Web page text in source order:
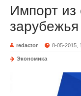
Импорт из
redactor 8-05-2015,
Экономика